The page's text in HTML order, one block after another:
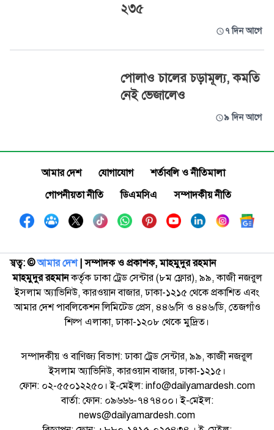
২৩৫
৭ দিন আগে
পোলাও চালের চড়ামূল্য, কমতি
নেই ভেজালেও
৯ দিন আগে
আমার দেশ যোগাযোগ
শর্তাবলি ও নীতিমালা
গোপনীয়তা নীতি
ডিএমসিএ সম্পাদকীয় নীতি
স্বত্ব: ©️আমার দেশ| সম্পাদক ও প্রকাশক, মাহমুদুর রহমান
মাহমুদুর রহমানকর্তৃক ঢাকা ট্রেড সেন্টার (৮ম ফ্লোর), ৯৯, কাজী নজরুল
ইসলাম অ্যাভিনিউ, কারওয়ান বাজার, ঢাকা-১২১৫ থেকে প্রকাশিত এবং
আমার দেশ পাবলিকেশন লিমিটেড প্রেস, ৪৪৬/সি ও ৪৪৬/ডি, তেজগাঁও
শিল্প এলাকা, ঢাকা-১২০৮ থেকে মুদ্রিত।
সম্পাদকীয় ও বাণিজ্য বিভাগ: ঢাকা ট্রেড সেন্টার, ৯৯, কাজী নজরুল
ইসলাম অ্যাভিনিউ, কারওয়ান বাজার, ঢাকা-১২১৫।
ফোন: ০২-৫৫০১২২৫০। ই-মেইল: info@dailyamardesh.com
বার্তা: ফোন: ০৯৬৬৬-৭৪৭৪০০। ই-মেইল:
news@dailyamardesh.com